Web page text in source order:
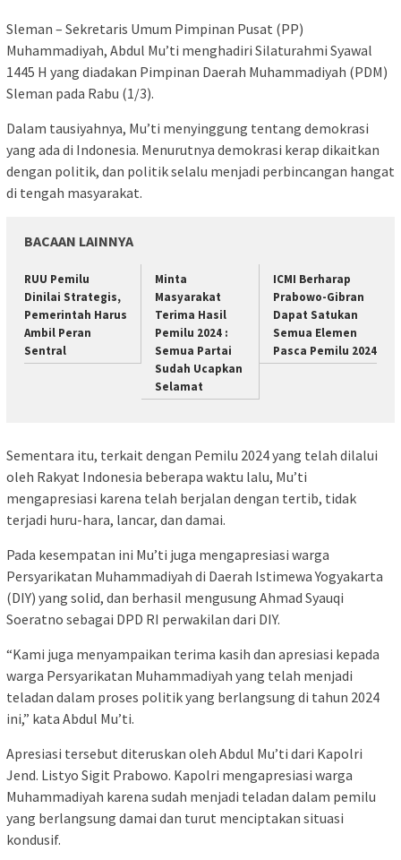
Sleman – Sekretaris Umum Pimpinan Pusat (PP)
Muhammadiyah, Abdul Mu’ti menghadiri Silaturahmi Syawal
1445 H yang diadakan Pimpinan Daerah Muhammadiyah (PDM)
Sleman pada Rabu (1/3).
Dalam tausiyahnya, Mu’ti menyinggung tentang demokrasi
yang ada di Indonesia. Menurutnya demokrasi kerap dikaitkan
dengan politik, dan politik selalu menjadi perbincangan hangat
di tengah masyarakat.
BACAAN LAINNYA
RUU Pemilu
Dinilai Strategis,
Pemerintah Harus
Ambil Peran
Sentral
Minta
Masyarakat
Terima Hasil
Pemilu 2024 :
Semua Partai
Sudah Ucapkan
Selamat
ICMI Berharap
Prabowo-Gibran
Dapat Satukan
Semua Elemen
Pasca Pemilu 2024
Sementara itu, terkait dengan Pemilu 2024 yang telah dilalui
oleh Rakyat Indonesia beberapa waktu lalu, Mu’ti
mengapresiasi karena telah berjalan dengan tertib, tidak
terjadi huru-hara, lancar, dan damai.
Pada kesempatan ini Mu’ti juga mengapresiasi warga
Persyarikatan Muhammadiyah di Daerah Istimewa Yogyakarta
(DIY) yang solid, dan berhasil mengusung Ahmad Syauqi
Soeratno sebagai DPD RI perwakilan dari DIY.
“Kami juga menyampaikan terima kasih dan apresiasi kepada
warga Persyarikatan Muhammadiyah yang telah menjadi
teladan dalam proses politik yang berlangsung di tahun 2024
ini,” kata Abdul Mu’ti.
Apresiasi tersebut diteruskan oleh Abdul Mu’ti dari Kapolri
Jend. Listyo Sigit Prabowo. Kapolri mengapresiasi warga
Muhammadiyah karena sudah menjadi teladan dalam pemilu
yang berlangsung damai dan turut menciptakan situasi
kondusif.